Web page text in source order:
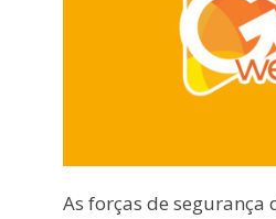
As forças de segurança